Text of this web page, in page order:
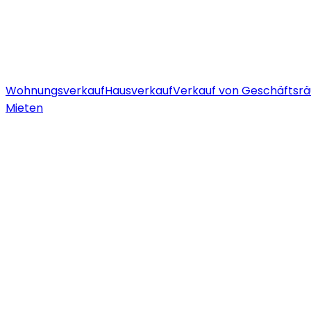
WohnungsverkaufHausverkaufVerkauf von
Mieten